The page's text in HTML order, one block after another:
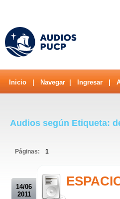
Inicio Navegar Ingresar
Audios según Etiqueta:
Páginas: 1
14/06
2011